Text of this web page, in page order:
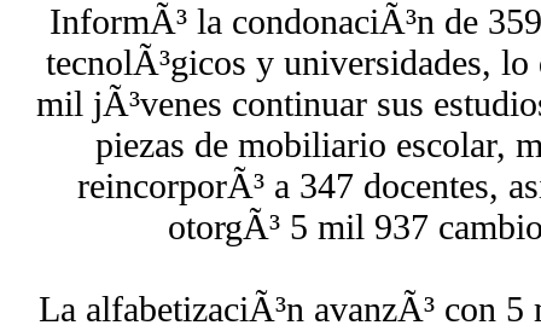
InformÃ³ la condonaciÃ³n de
tecnolÃ³gicos y universidades,
mil jÃ³venes continuar sus
piezas de mobiliario escolar,
reincorporÃ³ a 347 docentes,
otorgÃ³ 5 mil 937
La alfabetizaciÃ³n avanzÃ³ con 5